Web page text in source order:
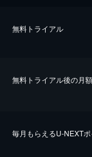
無料トライアル
無料トライアル後の⽉
毎⽉もらえるU-NEXTポ